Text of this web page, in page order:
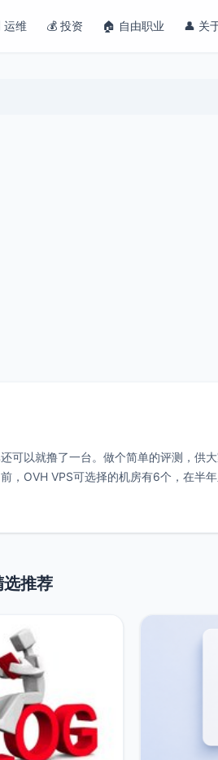
运维 💰 投资 🏠 自由职业 👤 关
以就撸了一台。做个简单的评测，供
OVH VPS可选择的机房有6个，在半
选推荐